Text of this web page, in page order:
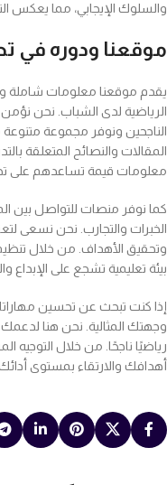
والسلوك الإيجابي، مما يعكس
موقعنا ودوره في
يقدم موقعنا معلومات شاملة
الرياضية لدى الشباب. نحن
الناجحين ونوفر مجموعة
المقالات والنصائح المتعلقة
معلومات قيمة تساعدهم على
كما نوفر منصات للتواصل بين
الخبرات والتجارب. نحن نسعى
وتحقيق الأهداف. من خلال
بيئة تعليمية تشجع على الإبداع
إذا كنت تبحث عن تحسين
وجهتك المثالية. نحن هنا
رياضيًا ناجحًا. من خلال
أهدافك والارتقاء بمستوى